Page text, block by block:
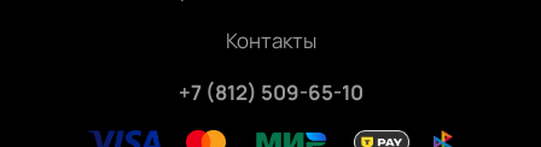
Контакты
+7 (812) 509-65-10